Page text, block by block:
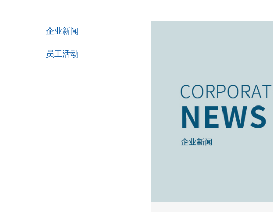
企业新闻
员工活动